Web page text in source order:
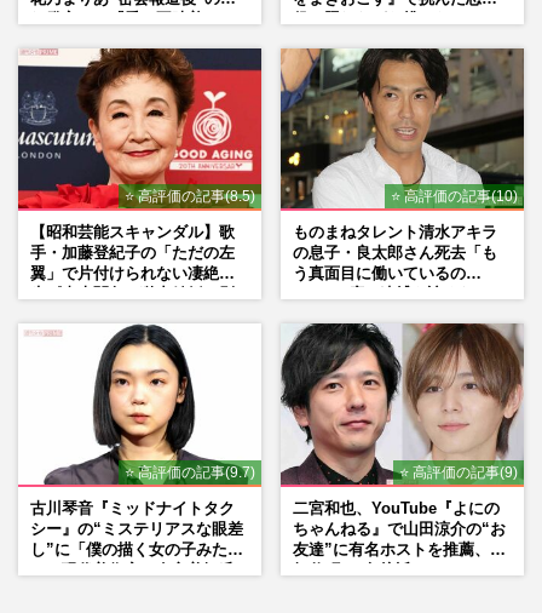
⭐ 高評価の記事(8.5)
【昭和芸能スキャンダル】歌
手・加藤登紀子の「ただの左
翼」で片付けられない凄絶半
⭐ 高評価の記事(10)
ものまねタレント清水アキラ
の息子・良太郎さん死去「も
う真面目に働いているの
⭐ 高評価の記事(9.7)
古川琴音『ミッドナイトタク
シー』の“ミステリアスな眼差
し”に「僕の描く女の子みた
⭐ 高評価の記事(9)
二宮和也、YouTube『よにの
ちゃんねる』で山田涼介の“お
友達”に有名ホストを推薦、歌